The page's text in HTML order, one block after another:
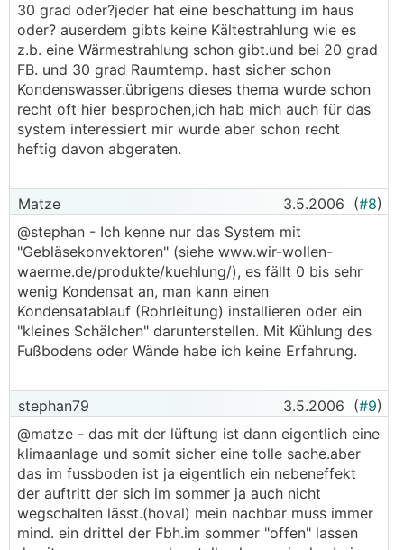
30 grad oder?jeder hat eine beschattung im haus
oder? auserdem gibts keine Kältestrahlung wie es
z.b. eine Wärmestrahlung schon gibt.und bei 20 grad
FB. und 30 grad Raumtemp. hast sicher schon
Kondenswasser.übrigens dieses thema wurde schon
recht oft hier besprochen,ich hab mich auch für das
system interessiert mir wurde aber schon recht
heftig davon abgeraten.
Matze 3.5.2006 (#8)
@stephan - Ich kenne nur das System mit
"Gebläsekonvektoren" (siehe www.wir-wollen-
waerme.de/produkte/kuehlung/), es fällt 0 bis sehr
wenig Kondensat an, man kann einen
Kondensatablauf (Rohrleitung) installieren oder ein
"kleines Schälchen" darunterstellen. Mit Kühlung des
Fußbodens oder Wände habe ich keine Erfahrung.
stephan79 3.5.2006 (#9)
@matze - das mit der lüftung ist dann eigentlich eine
klimaanlage und somit sicher eine tolle sache.aber
das im fussboden ist ja eigentlich ein nebeneffekt
der auftritt der sich im sommer ja auch nicht
wegschalten lässt.(hoval) mein nachbar muss immer
mind. ein drittel der Fbh.im sommer "offen" lassen